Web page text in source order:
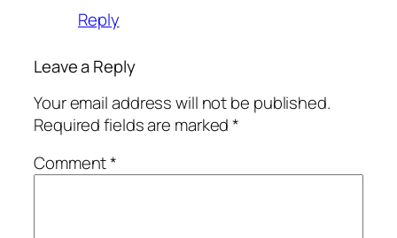
Reply
Leave a Reply
Your email address will not be published.
Required fields are marked*
Comment*